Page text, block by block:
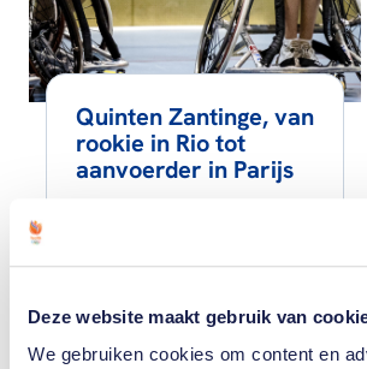
Deze website maakt gebruik van
We gebruiken cookies om content en
Quinten Zantinge, van
rookie in Rio tot
aanvoerder in Parijs
rolstoelbasketballers. Hij
veel ervaring.